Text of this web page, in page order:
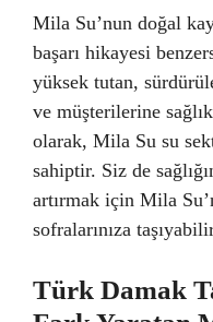
Mila Su’nun doğal
başarı hikayesi
yüksek tutan,
ve müşterilerine
olarak, Mila Su su
sahiptir. Siz de
artırmak için Mila
sofralarınıza
Türk Damak